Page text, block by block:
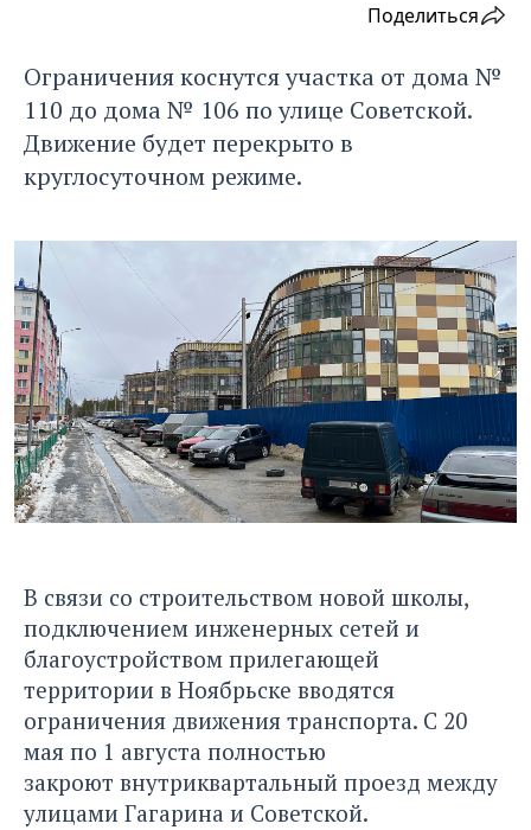
Поделиться
Ограничения коснутся участка от дома №
110 до дома № 106 по улице Советской.
Движение будет перекрыто в
круглосуточном режиме.
В связи со строительством новой школы,
подключением инженерных сетей и
благоустройством прилегающей
территории в Ноябрьске вводятся
ограничения движения транспорта. С 20
мая по 1 августа полностью
закроют внутриквартальный проезд между
улицами Гагарина и Советской.